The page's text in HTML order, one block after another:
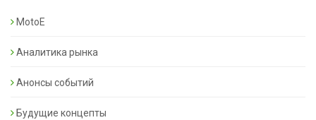
MotoE
Аналитика рынка
Анонсы событий
Будущие концепты